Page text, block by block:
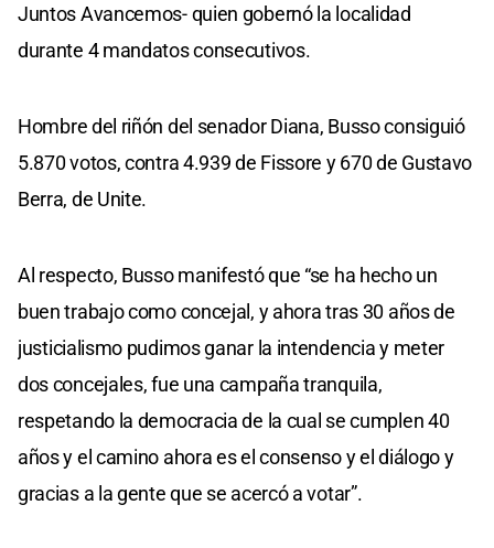
Juntos Avancemos- quien gobernó la localidad
durante 4 mandatos consecutivos.
Hombre del riñón del senador Diana, Busso consiguió
5.870 votos, contra 4.939 de Fissore y 670 de Gustavo
Berra, de Unite.
Al respecto, Busso manifestó que “se ha hecho un
buen trabajo como concejal, y ahora tras 30 años de
justicialismo pudimos ganar la intendencia y meter
dos concejales, fue una campaña tranquila,
respetando la democracia de la cual se cumplen 40
años y el camino ahora es el consenso y el diálogo y
gracias a la gente que se acercó a votar”.